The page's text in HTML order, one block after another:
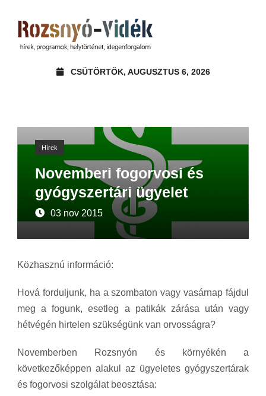
CSÜTÖRTÖK, AUGUSZTUS 6, 2026
Hírek
Novemberi fogorvosi és
gyógyszertári ügyelet
03 nov 2015
Közhasznú információ:
Hová forduljunk, ha a szombaton vagy vasárnap fájdul
meg a fogunk, esetleg a patikák zárása után vagy
hétvégén hirtelen szükségünk van orvosságra?
Novemberben Rozsnyón és környékén a
következőképpen alakul az ügyeletes gyógyszertárak
és fogorvosi szolgálat beosztása: